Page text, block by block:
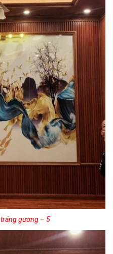
tráng gương – 5